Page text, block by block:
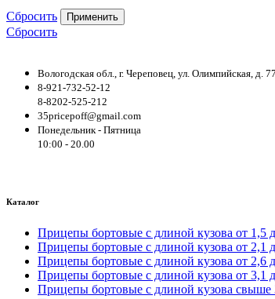
Сбросить Применить
Сбросить
Вологодская обл., г. Череповец, ул. Олимпийская,
8-921-732-52-12
8-8202-525-212
35pricepoff@gmail.com
Понедельник - Пятница
10:00 - 20.00
Каталог
Прицепы бортовые с длиной кузова от 1,5
Прицепы бортовые с длиной кузова от 2,1
Прицепы бортовые с длиной кузова от 2,6
Прицепы бортовые с длиной кузова от 3,1
Прицепы бортовые с длиной кузова свыше